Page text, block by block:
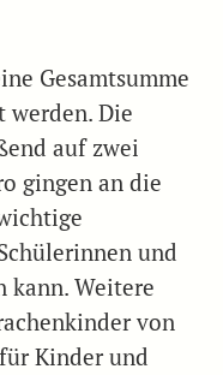
Gesamtsumme
werden. Die
auf zwei
gingen an die
und
kann. Weitere
von
Kinder und